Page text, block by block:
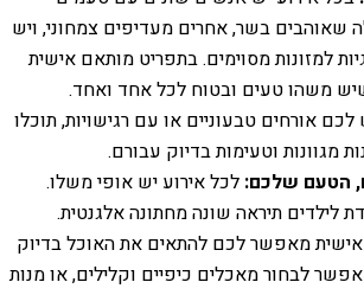
שאוהבים בשר, אחרים מעדיפים צמחוני, ויש
למזונות מסוימים. בתפריט מותאם אישית
משהו טעים ובטוח לכל אחד ואחד.
אורחים טבעוניים או עם רגישויות, תוכלו
מגוונות וטעימות בדיוק עבורם.
הטעם שלכם: לכל אירוע יש אופי משלו.
לילדים תיראה שונה מחתונה אלגנטית.
מאפשר לכם להתאים את האוכל בדיוק
לבחור מאכלים כיפיים וקלילים, או מנות